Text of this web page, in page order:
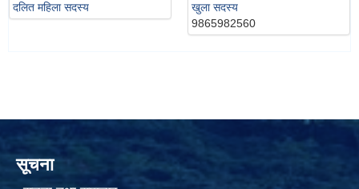
दलित महिला सदस्य
खुला सदस्य
9865982560
सूचना